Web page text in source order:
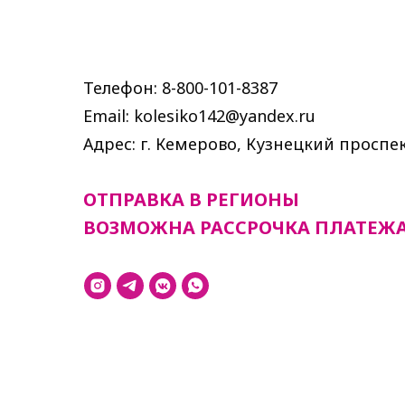
Телефон: 8-800-101-8387
Email: kolesiko142@yandex.ru
Адрес: г. Кемерово, Кузнецкий
ОТПРАВКА В РЕГИОНЫ
ВОЗМОЖНА РАССРОЧКА